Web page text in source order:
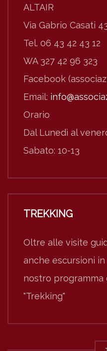
ALTAIR
Via Gabrio Casati
Tel. 06 43 42 43 12
WA 327 42 96 323
Facebook
Email:
Orario
Dal Lunedì al
Sabato: 10-13
TREKKING
Oltre alle visite
anche escursioni
nostro programma
"Trekking"